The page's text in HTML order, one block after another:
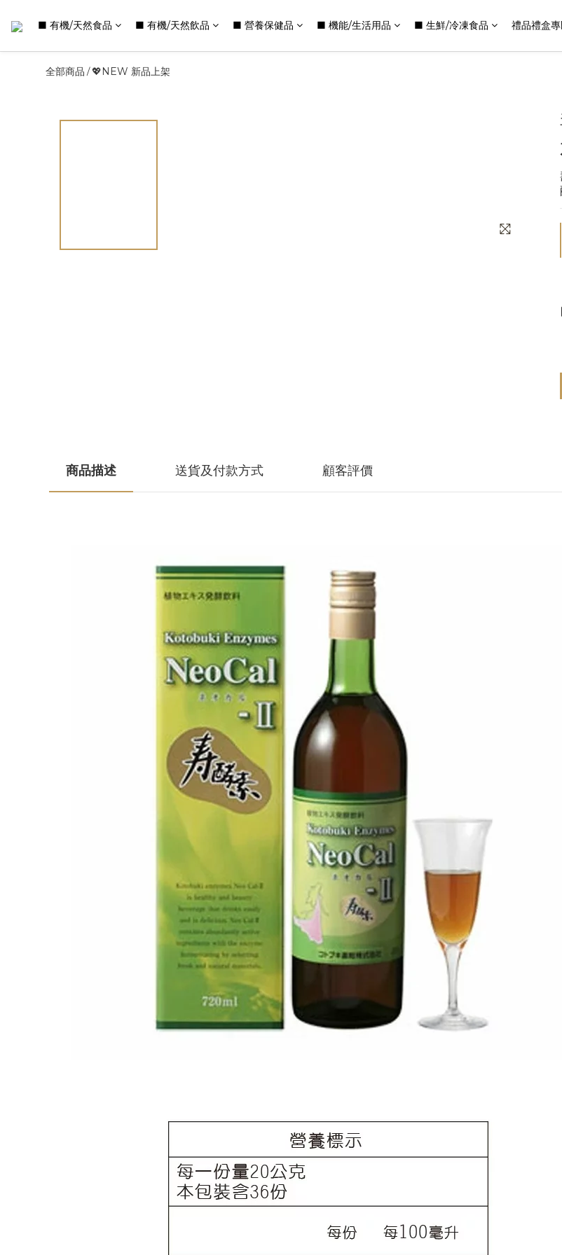
■ 有機/天然食品 ■ 有機/天然飲品 ■ 營養保健品 ■ 機能/生活用品 ■ 生鮮/冷凍食品 禮品禮盒
全部商品 /💖NEW 新品上架
商品描述 送貨及付款方式 顧客評價